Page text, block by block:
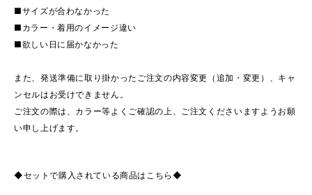
■サイズが合わなかった
■カラー・着用のイメージ違い
■欲しい日に届かなかった
また、発送準備に取り掛かったご注文の内容変更（追加・変更）、キャ
ンセルはお受けできません。
ご注文の際は、カラー等よくご確認の上、ご注文くださいますようお願
い申し上げます。
◆セットで購入されている商品はこちら◆